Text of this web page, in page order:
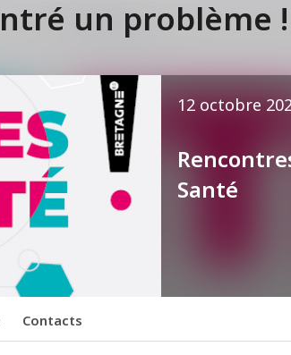
un problème !
12 octobre
Santé
Contacts